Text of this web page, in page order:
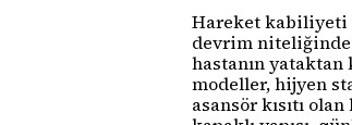
Hareket kabiliyeti
devrim niteliğinde
hastanın yataktan
modeller, hijyen
asansör kısıtı